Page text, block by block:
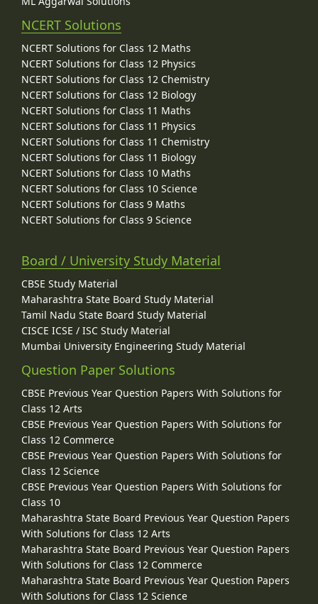
NCERT Solutions
NCERT Solutions for Class 12 Maths
NCERT Solutions for Class 12 Physics
NCERT Solutions for Class 12 Chemistry
NCERT Solutions for Class 12 Biology
NCERT Solutions for Class 11 Maths
NCERT Solutions for Class 11 Physics
NCERT Solutions for Class 11 Chemistry
NCERT Solutions for Class 11 Biology
NCERT Solutions for Class 10 Maths
NCERT Solutions for Class 10 Science
NCERT Solutions for Class 9 Maths
NCERT Solutions for Class 9 Science
Board / University Study Material
CBSE Study Material
Maharashtra State Board Study Material
Tamil Nadu State Board Study Material
CISCE ICSE / ISC Study Material
Mumbai University Engineering Study Material
Question Paper Solutions
CBSE Previous Year Question Papers With Solutions for
Class 12 Arts
CBSE Previous Year Question Papers With Solutions for
Class 12 Commerce
CBSE Previous Year Question Papers With Solutions for
Class 12 Science
CBSE Previous Year Question Papers With Solutions for
Class 10
Maharashtra State Board Previous Year Question Papers
With Solutions for Class 12 Arts
Maharashtra State Board Previous Year Question Papers
With Solutions for Class 12 Commerce
Maharashtra State Board Previous Year Question Papers
With Solutions for Class 12 Science